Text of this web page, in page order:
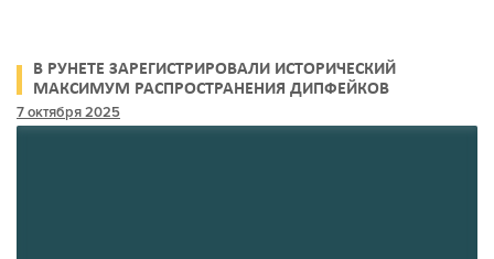
В РУНЕТЕ ЗАРЕГИСТРИРОВАЛИ ИСТОРИЧЕСКИЙ
МАКСИМУМ РАСПРОСТРАНЕНИЯ ДИПФЕЙКОВ
7 октября 2025